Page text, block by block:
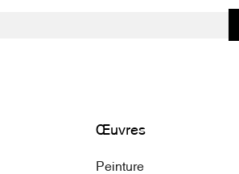
Œuvres
Peinture